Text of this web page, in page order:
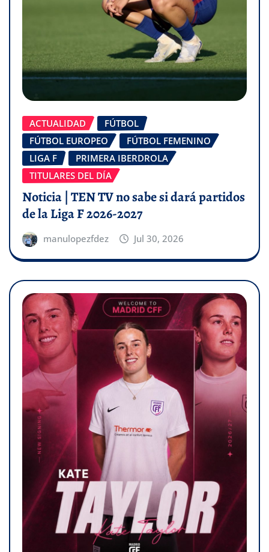
ACTUALIDAD
FÚTBOL
FÚTBOL EUROPEO
FÚTBOL FEMENINO
LIGA F
PRIMERA IBERDROLA
TITULARES DEL DÍA
Noticia | TEN TV no sabe si dará partidos
de la Liga F 2026-2027
manulopezfdez Jul 30, 2026